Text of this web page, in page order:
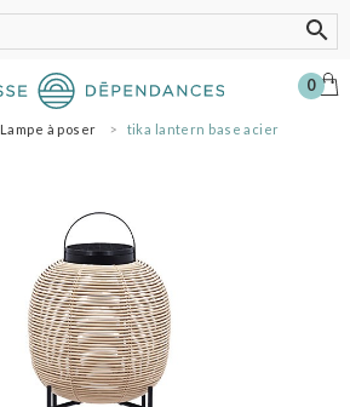
0
MOBILIER
POT
ACCESSOIRES
OMBRAGE
SHOWROOM
NOS MARQUES
PROFESSIONNELS
Lampe à poser tika lantern base acier